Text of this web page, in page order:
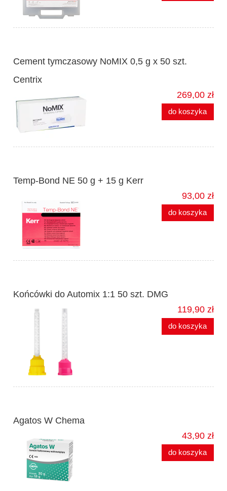
Cement tymczasowy NoMIX 0,5 g x 50 szt.
Centrix
269,00 zł
do koszyka
Temp-Bond NE 50 g + 15 g Kerr
93,00 zł
do koszyka
Końcówki do Automix 1:1 50 szt. DMG
119,90 zł
do koszyka
Agatos W Chema
43,90 zł
do koszyka